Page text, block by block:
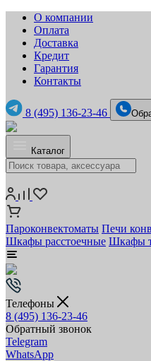
О компании
Оплата
Доставка
Кредит
Гарантия
Контакты
8 (495) 136-23-46
Каталог
Пароконвектоматы Печи
Шкафы расстоечные Шкафы
Телефоны
8 (495) 136-23-46
Обратный звонок
Telegram
WhatsApp